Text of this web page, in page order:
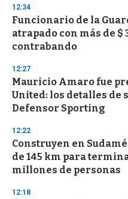
s
e
c
o
n
12:34
Funcionario de la
atrapado con más de $
contrabando
12:27
Mauricio Amaro fue
United: los detalles de
Defensor Sporting
12:22
Construyen en
de 145 km para
millones de personas
12:18